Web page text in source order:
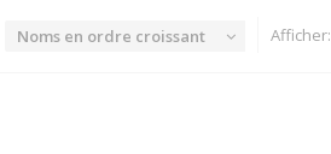
Noms en ordre croissant Afficher: